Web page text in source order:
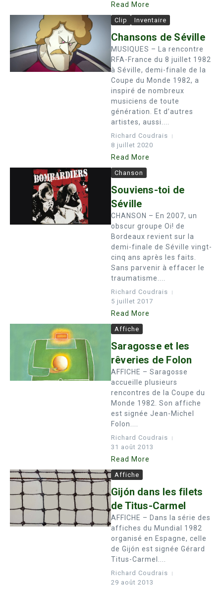
Read More
Clip Inventaire
Chansons de Séville
MUSIQUES – La rencontre
RFA-France du 8 juillet 1982
à Séville, demi-finale de la
Coupe du Monde 1982, a
inspiré de nombreux
musiciens de toute
génération. Et d’autres
artistes, aussi....
Richard Coudrais
8 juillet 2020
Read More
Chanson
Souviens-toi de
Séville
CHANSON – En 2007, un
obscur groupe Oi! de
Bordeaux revient sur la
demi-finale de Séville vingt-
cinq ans après les faits.
Sans parvenir à effacer le
traumatisme....
Richard Coudrais
5 juillet 2017
Read More
Affiche
Saragosse et les
rêveries de Folon
AFFICHE – Saragosse
accueille plusieurs
rencontres de la Coupe du
Monde 1982. Son affiche
est signée Jean-Michel
Folon....
Richard Coudrais
31 août 2013
Read More
Affiche
Gijón dans les filets
de Titus-Carmel
AFFICHE – Dans la série des
affiches du Mundial 1982
organisé en Espagne, celle
de Gijón est signée Gérard
Titus-Carmel....
Richard Coudrais
29 août 2013